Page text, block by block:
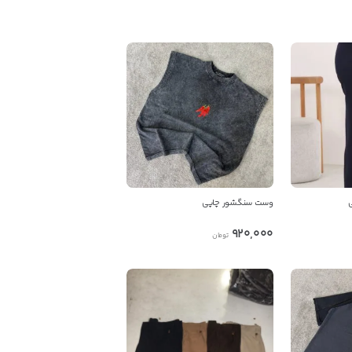
وست سنگشور چاپی
920,000 تومان